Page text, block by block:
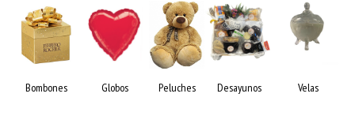
Bombones Globos Peluches Desayunos Velas